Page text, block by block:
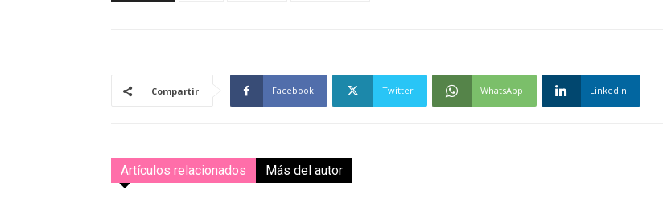
Compartir Facebook Twitter WhatsApp Linkedin
Artículos relacionados Más del autor